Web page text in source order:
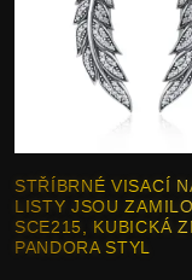
STŘÍBRNÉ VISACÍ
LISTY JSOU
SCE215, KUBICKÁ
PANDORA STYL